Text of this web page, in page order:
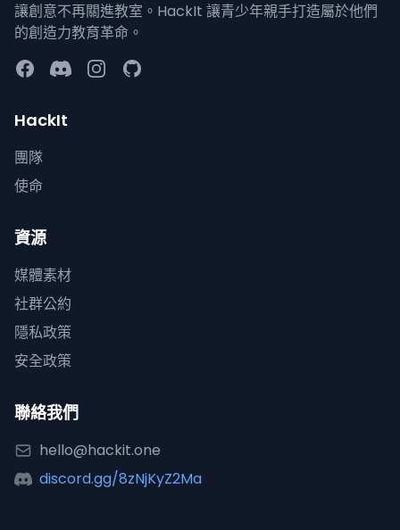
讓創意不再關進教室。HackIt 讓青少年親手打造屬於他們
的創造力教育革命。
HackIt
團隊
使命
資源
媒體素材
社群公約
隱私政策
安全政策
聯絡我們
hello@hackit.one
discord.gg/8zNjKyZ2Ma